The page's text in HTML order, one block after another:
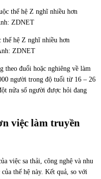
hệ Z nghĩ nhiều hơn
ZDNET
theo đuổi hoặc nghiêng về làm
người trong độ tuổi từ 16 – 26
nửa số người được hỏi đang
việc làm truyền
việc sa thải, công nghệ và nhu
thế hệ này. Kết quả, so với